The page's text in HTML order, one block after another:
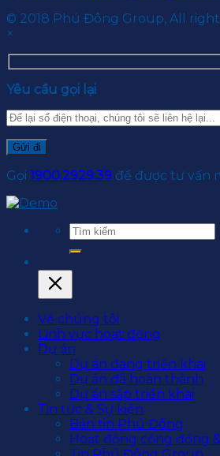
© 2018 Phú Đông Group, All
×
Yêu cầu gọi lại
Gọi 1900.2929.39 để được tư vấn
Về chúng tôi
Lĩnh vực hoạt động
Dự án
Dự án đang triển khai
Dự án đã hoàn thành
Dự án sắp triển khai
Tin tức & Sự kiện
Bản tin Phú Đông
Hoạt động cộng đồng